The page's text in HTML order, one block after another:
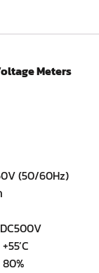
Meters
(50/60Hz)